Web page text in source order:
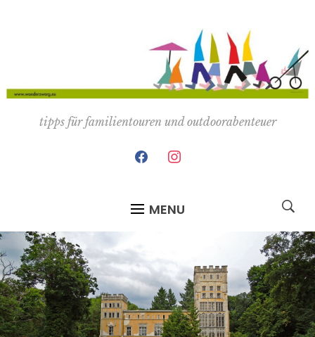
tipps für familientouren und outdoorabenteuer
facebookinstagram
MENU